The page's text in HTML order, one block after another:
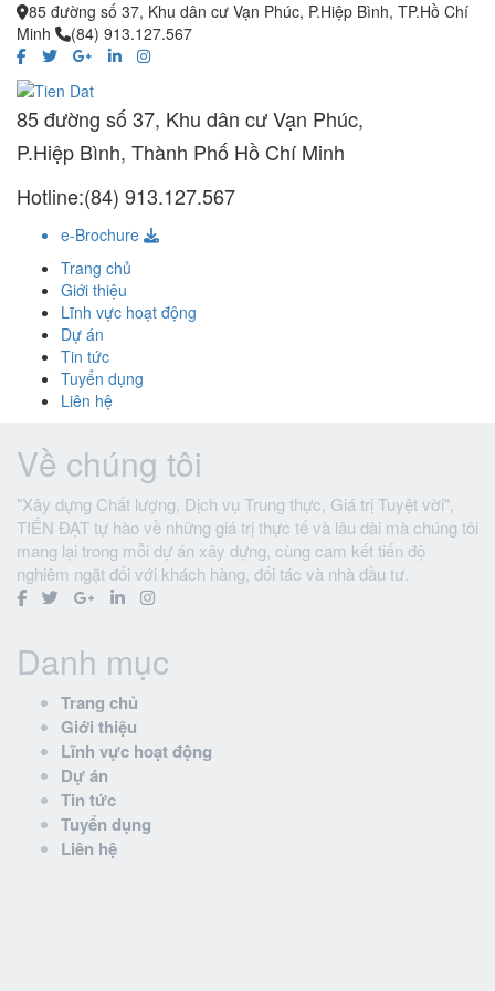
85 đường số 37, Khu dân cư Vạn Phúc, P.Hiệp Bình, TP.Hồ Chí
Minh
(84) 913.127.567
85 đường số 37, Khu dân cư Vạn Phúc,
P.Hiệp Bình, Thành Phố Hồ Chí Minh
Hotline:(84) 913.127.567
e-Brochure
Trang chủ
Giới thiệu
Lĩnh vực hoạt động
Dự án
Tin tức
Tuyển dụng
Liên hệ
Về chúng tôi
"Xây dựng Chất lượng, Dịch vụ Trung thực, Giá trị Tuyệt vời",
TIẾN ĐẠT tự hào về những giá trị thực tế và lâu dài mà chúng tôi
mang lại trong mỗi dự án xây dựng, cùng cam kết tiến độ
nghiêm ngặt đối với khách hàng, đối tác và nhà đầu tư.
Danh mục
Trang chủ
Giới thiệu
Lĩnh vực hoạt động
Dự án
Tin tức
Tuyển dụng
Liên hệ